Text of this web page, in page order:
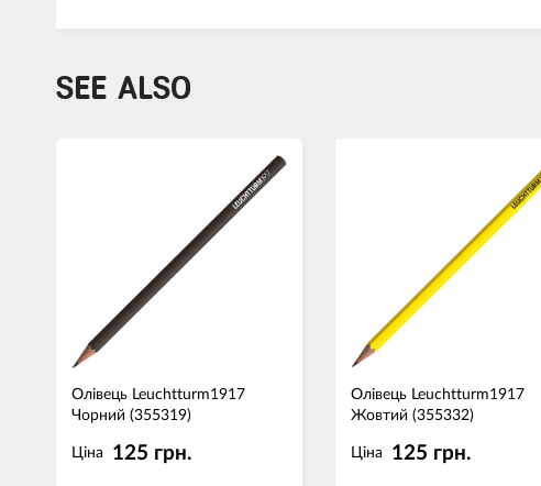
SEE ALSO
Олівець Leuchtturm1917
Чорний (355319)
Ціна 125 грн.
Олівець Leuchtturm1917
Жовтий (355332)
Ціна 125 грн.